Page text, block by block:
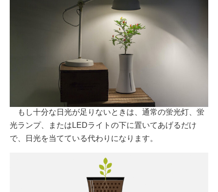
もし十分な日光が足りないときは、通常の蛍光灯、蛍
光ランプ、またはLEDライトの下に置いてあげるだけ
で、日光を当てている代わりになります。